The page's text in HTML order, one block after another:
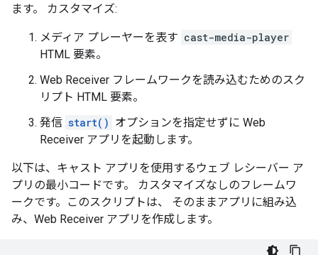
ます。 カスタマイズ:
メディア プレーヤーを表す cast-media-player
HTML 要素。
Web Receiver フレームワークを読み込むためのスク
リプト HTML 要素。
発信 start() オプションを指定せずに Web
Receiver アプリを起動します。
以下は、キャスト アプリを使用するウェブ レシーバー ア
プリの最小コードです。 カスタマイズなしのフレームワ
ークです。このスクリプトは、 そのままアプリに組み込
み、Web Receiver アプリを作成します。